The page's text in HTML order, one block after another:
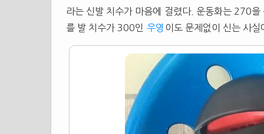
라는 신발 치수가 마음에 걸렸다. 운동화는 270
를 발 치수가 300인 우영 이도 문제없이 신는 사